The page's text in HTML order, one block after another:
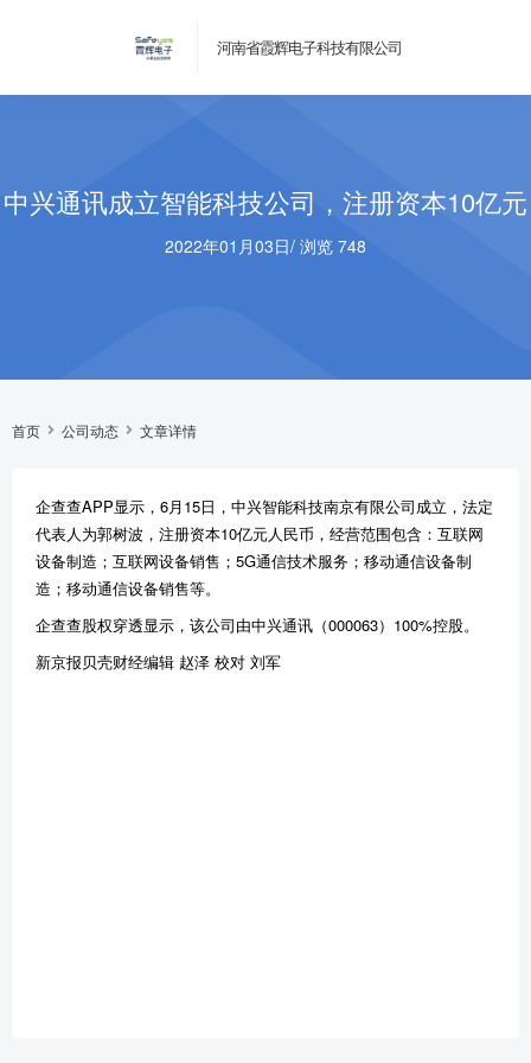
河南省霞辉电子科技有限公司
中兴通讯成立智能科技公司，注册资本10亿元
2022年01月03日/ 浏览 748
首页 公司动态 文章详情
企查查APP显示，6月15日，中兴智能科技南京有限公司成立，法定
代表人为郭树波，注册资本10亿元人民币，经营范围包含：互联网
设备制造；互联网设备销售；5G通信技术服务；移动通信设备制
造；移动通信设备销售等。
企查查股权穿透显示，该公司由中兴通讯（000063）100%控股。
新京报贝壳财经编辑 赵泽 校对 刘军